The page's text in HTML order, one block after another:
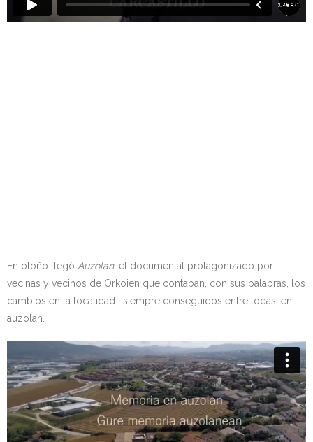
En otoño llegó Auzolan, el documental protagonizado por
vecinas y vecinos de Orkoien que contaban, con sus palabras, los
cambios en la localidad… siempre conseguidos entre todas, en
auzolan.